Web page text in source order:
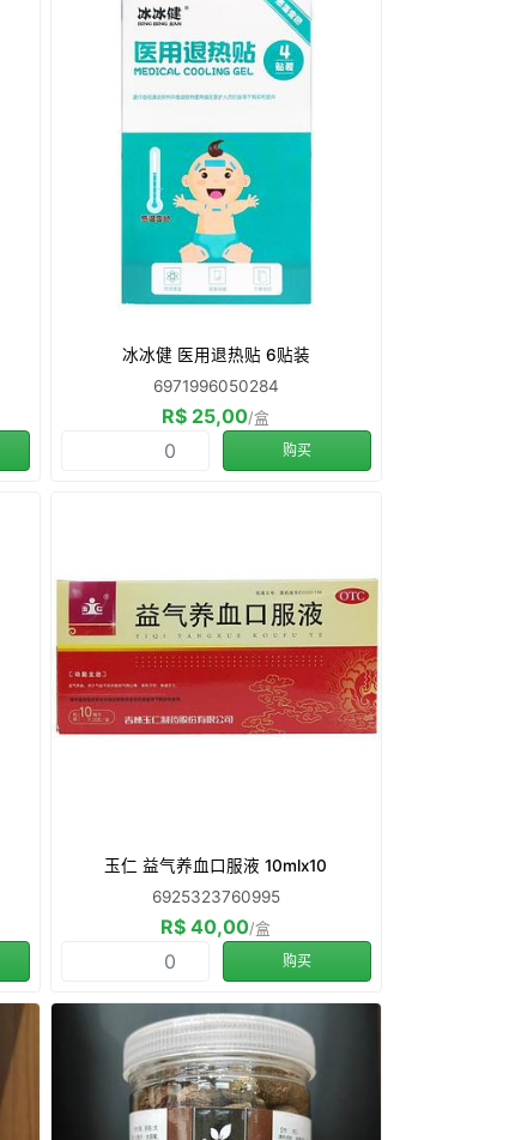
冰冰健 医用退热贴 6贴装
6971996050284
R$ 25,00/盒
购买
玉仁 益气养血口服液 10mlx10
6925323760995
R$ 40,00/盒
购买